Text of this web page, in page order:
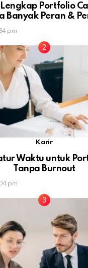
Portfolio
Banyak Peran &
pm
Karir
Waktu untuk
Tanpa Burnout
pm